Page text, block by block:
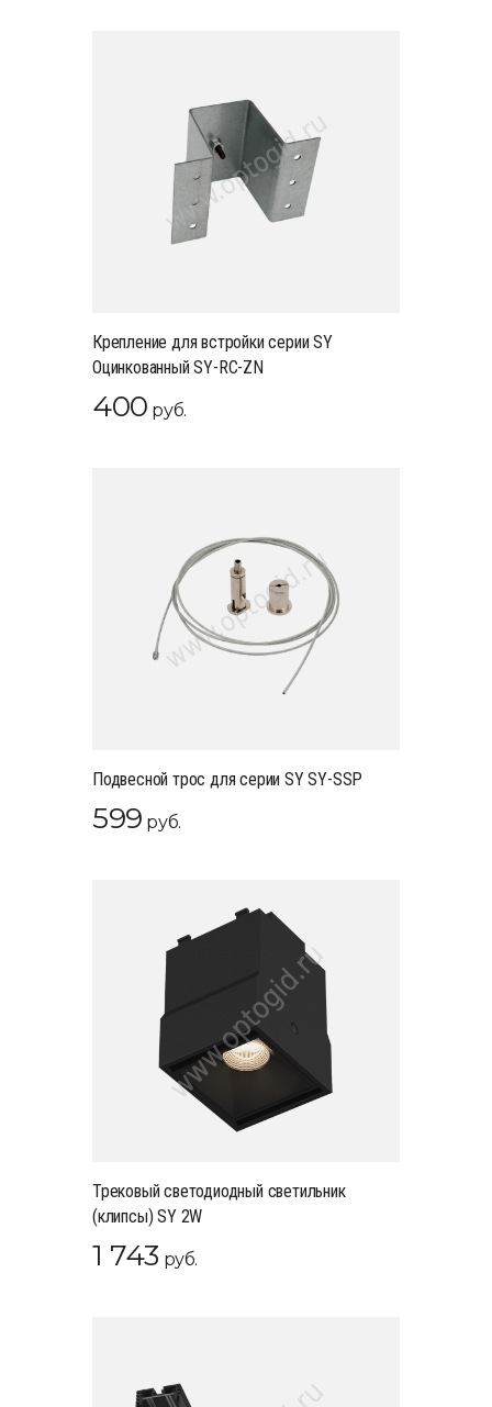
Крепление для встройки серии SY
Оцинкованный SY-RC-ZN
400 руб.
Подвесной трос для серии SY SY-SSP
599 руб.
Трековый светодиодный светильник
(клипсы) SY 2W
1 743 руб.